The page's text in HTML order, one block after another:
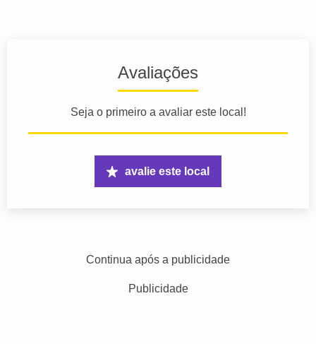
Avaliações
Seja o primeiro a avaliar este local!
avalie este local
Continua após a publicidade
Publicidade